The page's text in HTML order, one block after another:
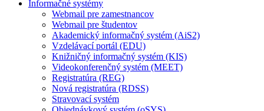
Informačné systémy
Webmail pre zamestnancov
Webmail pre študentov
Akademický informačný systém (AiS2)
Vzdelávací portál (EDU)
Knižničný informačný systém (KIS)
Videokonferenčný systém (MEET)
Registratúra (REG)
Nová registratúra (RDSS)
Stravovací systém